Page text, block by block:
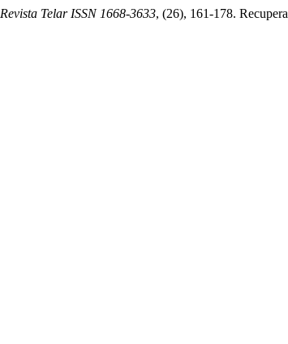
Revista Telar ISSN 1668-3633, (26), 161-178.